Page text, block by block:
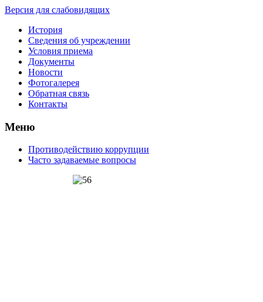
Версия для слабовидящих
История
Сведения об учреждении
Условия приема
Документы
Новости
Фотогалерея
Обратная связь
Контакты
Меню
Противодействию коррупции
Часто задаваемые вопросы